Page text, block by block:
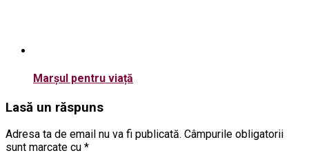
Marșul pentru viață
Lasă un răspuns
Adresa ta de email nu va fi publicată. Câmpurile obligatorii
sunt marcate cu *